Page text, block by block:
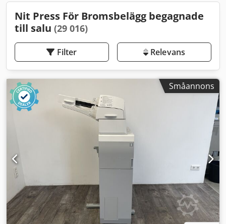
Nit Press För Bromsbelägg begagnade
till salu (29 016)
Filter Relevans
Småannons